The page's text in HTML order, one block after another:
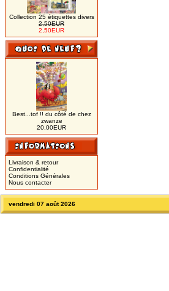
Collection 25 étiquettes divers
2,50EUR
2,50EUR
Best...tof !! du côté de chez
zwanze
20,00EUR
Livraison & retour
Confidentialité
Conditions Générales
Nous contacter
vendredi 07 août 2026